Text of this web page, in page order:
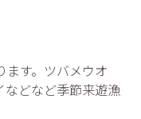
す。ツバメウオ
などなど季節来遊漁